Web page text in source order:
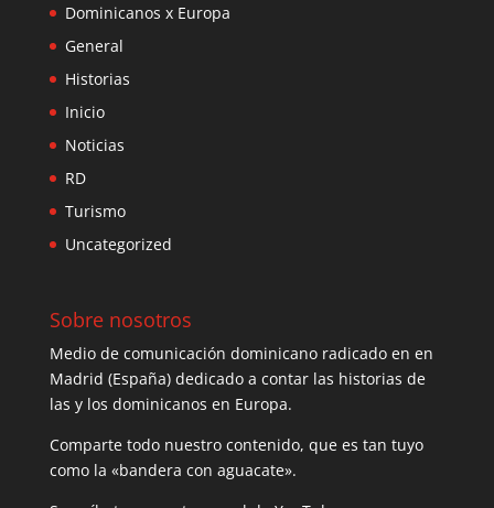
Dominicanos x Europa
General
Historias
Inicio
Noticias
RD
Turismo
Uncategorized
Sobre nosotros
Medio de comunicación dominicano radicado en en
Madrid (España) dedicado a contar las historias de
las y los dominicanos en Europa.
Comparte todo nuestro contenido, que es tan tuyo
como la «bandera con aguacate».